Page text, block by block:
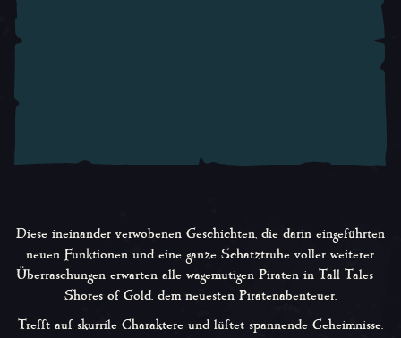
Diese ineinander verwobenen Geschichten, die darin eingeführten
neuen Funktionen und eine ganze Schatztruhe voller weiterer
Überraschungen erwarten alle wagemutigen Piraten inTall Tales –
Shores of Gold, dem neuesten Piratenabenteuer.
Trefft auf skurrile Charaktere und lüftet spannende Geheimnisse.